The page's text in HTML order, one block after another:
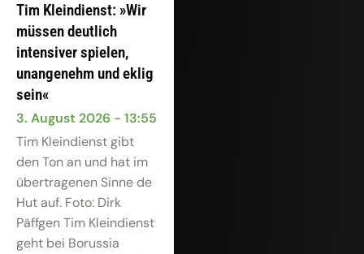
Tim Kleindienst: »Wir
müssen deutlich
intensiver spielen,
unangenehm und eklig
sein«
3. August 2026
13:55
Tim Kleindienst gibt
den Ton an und hat im
übertragenen Sinne de
Hut auf. Foto: Dirk
Päffgen Tim Kleindienst
geht bei Borussia